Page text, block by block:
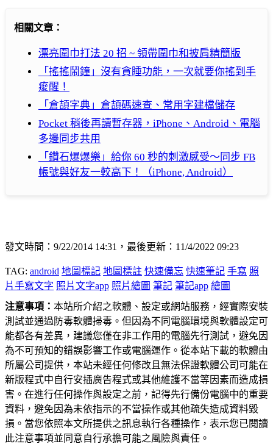
相關文章：
漂亮圍巾打法 20 招 ~ 領帶圍巾和披肩精簡版
「搖搖鬧鐘」沒有貪睡功能，一次就要你搖到手
痠醒！
「倉頡字典」倉頡碼速查、常用字建檔儲存
Pocket 稍後再讀暫存器，iPhone、Android、電腦
多邊同步共用
「鑽石爆爆樂」給你 60 秒的刺激感受～同步 FB
帳號與好友一較高下！（iPhone, Android）
發文時間：9/22/2014 14:31，最後更新：11/4/2022 09:23
TAG: android 地圖標記 地圖標註 快速備忘 快速筆記 手寫 照
片手寫文字 照片文字app 照片繪圖 筆記 筆記app 繪圖
注意事項： 本站所介紹之軟體、設定或網站服務，經實際安裝
測試並通過防毒軟體掃毒。但因為不同電腦環境與軟體設定可
能都各有差異，建議您僅在非工作用的電腦先行測試，避免因
為不可預知的錯誤影響工作或電腦運作。從本站下載的軟體由
所屬公司提供，本站未經任何修改且無法保證軟體公司可能在
新版程式中自行安插廣告程式或其他維護不當等因素而造成損
害。在進行任何操作與設定之前，記得先行備份電腦中的重要
資料，避免因為未依指示的不當操作或其他疏失造成資料毀
損。當您依照本文所提供之訊息執行各種操作，表示您已閱讀
此注意事項並同意自行承擔可能之風險與責任。